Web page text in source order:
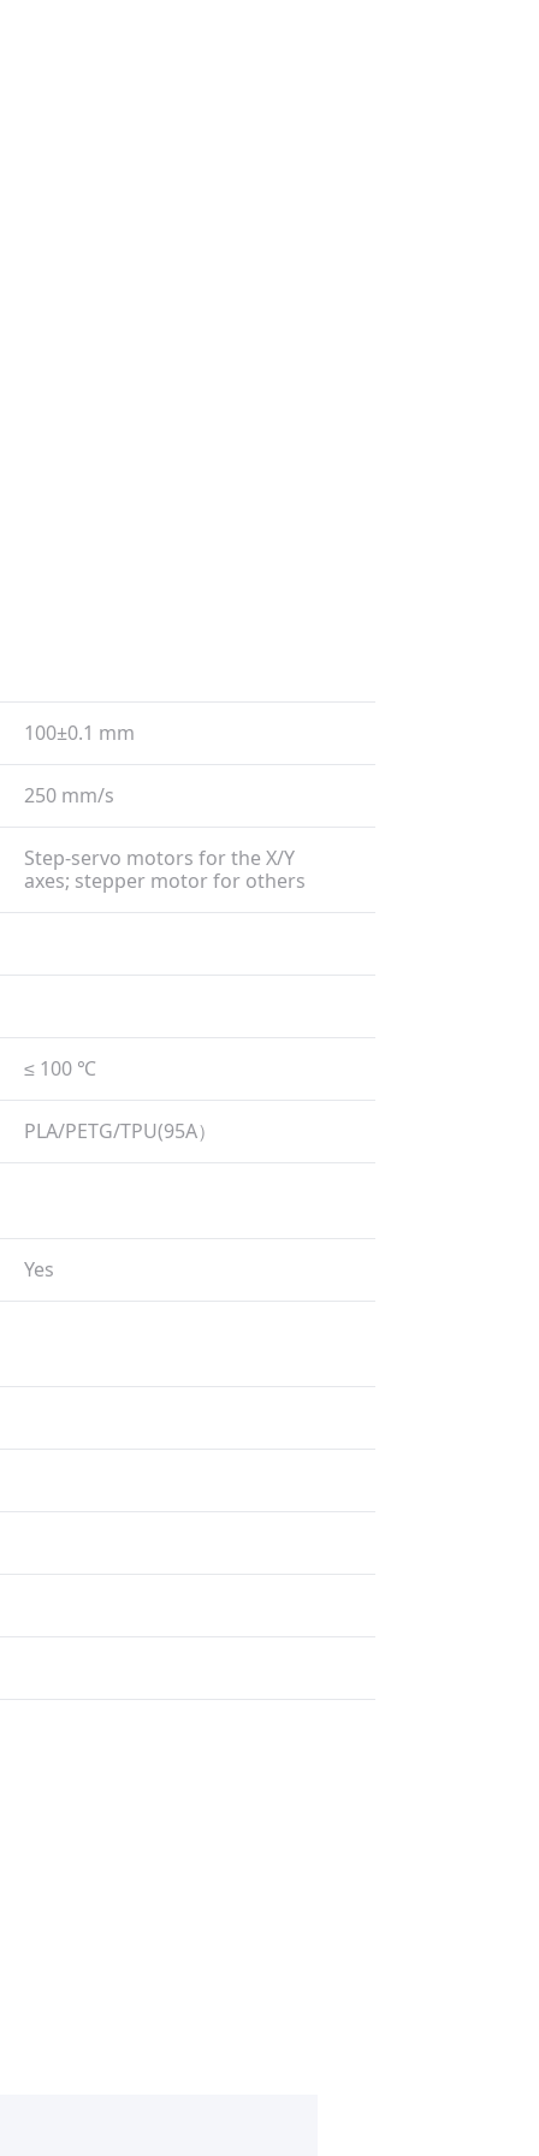
100±0.1 mm
250 mm/​s
Step-servo motors for the X/​Y
axes; stepper motor for others
≤ 100 ℃
PLA/​PETG/​TPU(95A）
Yes